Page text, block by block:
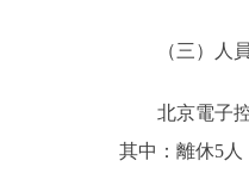
（三）人員
北京電子控
其中：離休5人